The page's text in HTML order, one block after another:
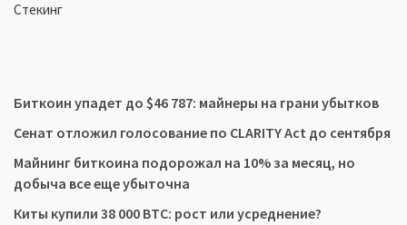
Стекинг
Биткоин упадет до $46 787: майнеры на грани убытков
Сенат отложил голосование по CLARITY Act до сентября
Майнинг биткоина подорожал на 10% за месяц, но
добыча все еще убыточна
Киты купили 38 000 BTC: рост или усреднение?